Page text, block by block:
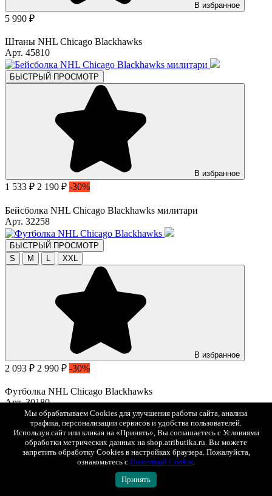
В избранное
5 990 ₽
Штаны NHL Chicago Blackhawks
Арт. 45810
БЫСТРЫЙ ПРОСМОТР
В избранное
1 533 ₽ 2 190 ₽ -30%
Бейсболка NHL Chicago Blackhawks милитари
Арт. 32258
БЫСТРЫЙ ПРОСМОТР
S
M L XXL
В избранное
2 093 ₽ 2 990 ₽ -30%
Футболка NHL Chicago Blackhawks
Арт. 30180
БЫСТРЫЙ ПРОСМОТР
S M L XL XXL
Мы обрабатываем Cookies для улучшения работы сайта, анализа
трафика, персонализации сервисов и удобства пользователей.
Используя сайт или кликая на «Принять», Вы соглашаетесь с Условиями
обработки метрических данных на shop.atributika.ru. Вы можете
запретить обработку Cookies в настройках браузера. Пожалуйста,
ознакомьтесь с Политикой Cookie.
Принять